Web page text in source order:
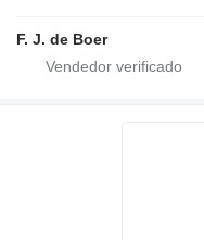
F. J. de Boer